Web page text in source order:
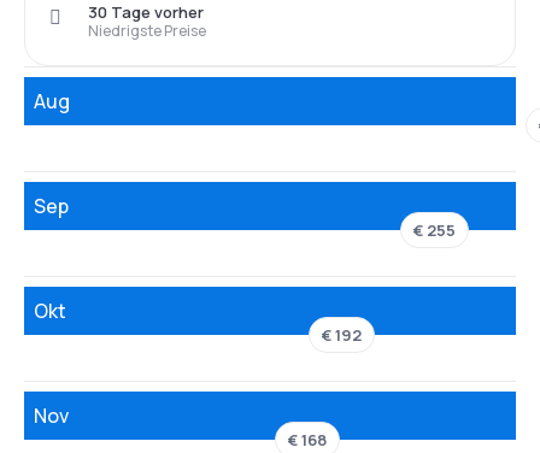
Niedrigste Preise
30 Tage vorher
Aug
Sep
€ 255
Okt
€ 192
Nov
€ 168